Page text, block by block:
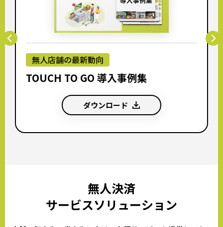
無人店舗の最新動向
TOUCH TO GO 導入事例集
ダウンロード
無人決済
サービスソリューション